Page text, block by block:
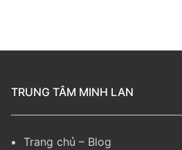
TRUNG TÂM MINH LAN
Trang chủ – Blog